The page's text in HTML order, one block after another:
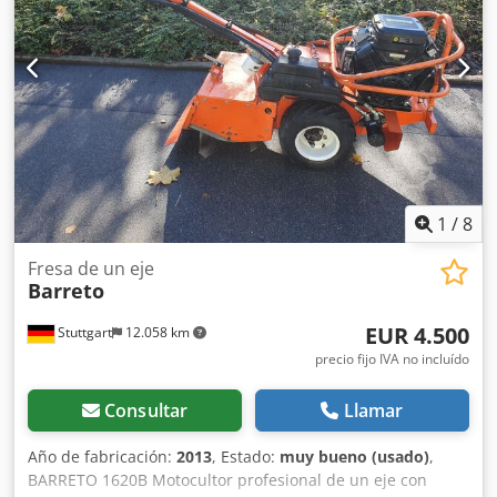
Dcedpfswzwftsx Acbok Este motocultor Agria 3400 está en
buen estado general, recién revisado y listo para trabajar.
Venta como máquina usada, excluyendo devolución,
garantía y responsabilidad. Precio neto 7.555,- € // Precio
bruto 8.990,- € - Posibilidad de inspección / prueba de
funcionamiento - Envío nacional 220 €, excepto islas
1 /8
Stuttgart 12.058 km
Fresa de un eje
Barreto
EUR 4.500
precio fijo IVA no incluído
Consultar Llamar
Año de fabricación: 2013, Estado: muy bueno (usado),
BARRETO 1620B Motocultor profesional de un eje con